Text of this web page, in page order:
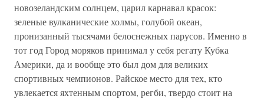
новозеландским солнцем, царил карнавал красок:
зеленые вулканические холмы, голубой океан,
пронизанный тысячами белоснежных парусов. Именно в
тот год Город моряков принимал у себя регату Кубка
Америки, да и вообще это был дом для великих
спортивных чемпионов. Райское место для тех, кто
увлекается яхтенным спортом, регби, твердо стоит на